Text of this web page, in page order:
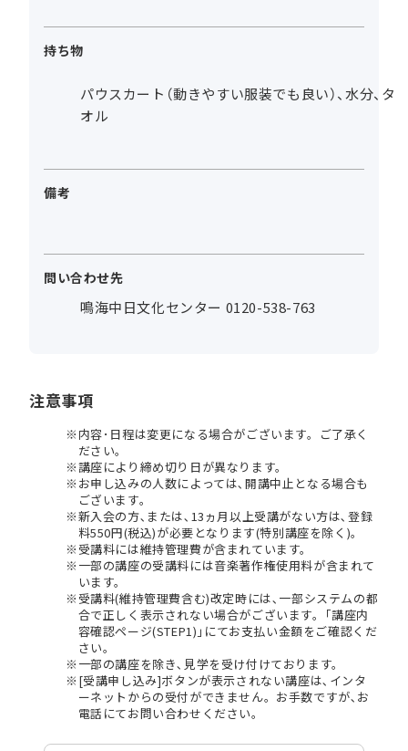
持ち物
パウスカート（動きやすい服装でも良い）、水分、タ
オル
備考
問い合わせ先
鳴海中日文化センター 0120-538-763
注意事項
内容･日程は変更になる場合がございます。ご了承く
ださい。
講座により締め切り日が異なります。
お申し込みの人数によっては､開講中止となる場合も
ございます。
新入会の方､または､13ヵ月以上受講がない方は､登録
料550円(税込)が必要となります(特別講座を除く)。
受講料には維持管理費が含まれています。
一部の講座の受講料には音楽著作権使用料が含まれて
います。
受講料(維持管理費含む)改定時には､一部システムの都
合で正しく表示されない場合がございます。｢講座内
容確認ページ(STEP1)｣にてお支払い金額をご確認くだ
さい。
一部の講座を除き､見学を受け付けております。
[受講申し込み]ボタンが表示されない講座は､インタ
ーネットからの受付ができません。お手数ですが､お
電話にてお問い合わせください。